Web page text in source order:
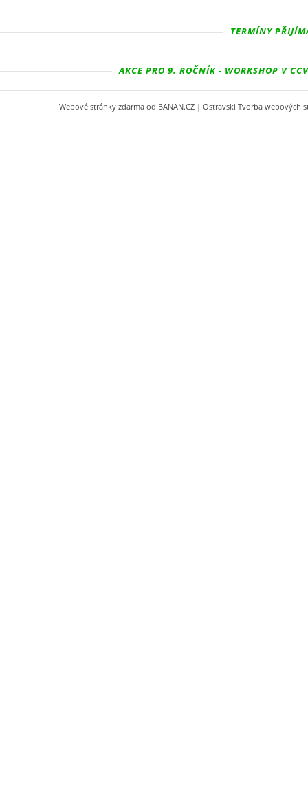
TERMÍNY
AKCE PRO 9. ROČNÍK - WORKSHOP V
Webové stránky zdarma od BANAN.CZ | Ostravski Tvorba webových